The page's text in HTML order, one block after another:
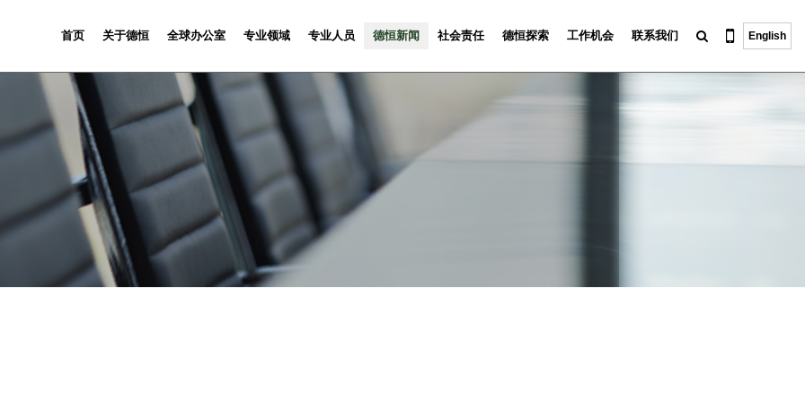
首页 关于德恒 全球办公室 专业领域 专业人员 德恒新闻 社会责任 德恒探索 工作机会 联系我们 English